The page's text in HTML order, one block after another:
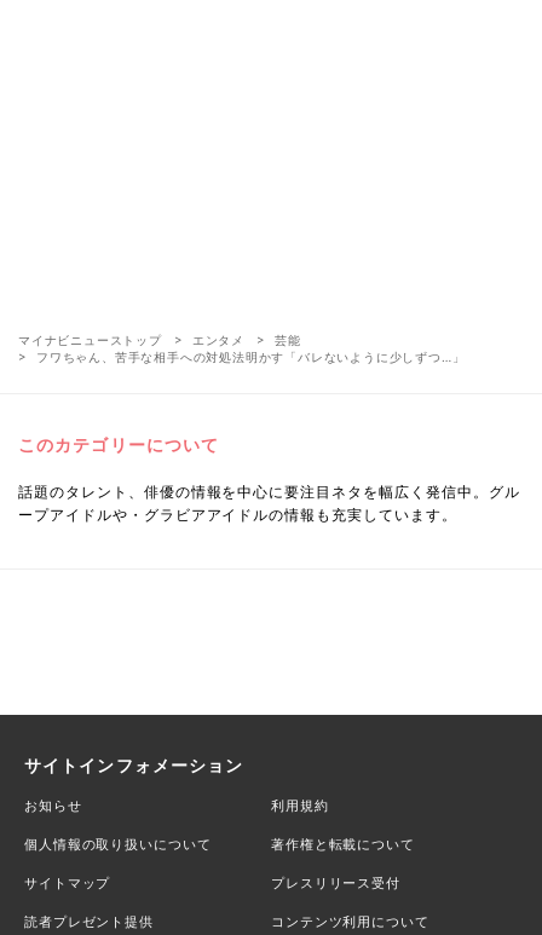
マイナビニューストップ エンタメ
芸能
フワちゃん、苦手な相手への対処法明かす「バレないように少しずつ…」
このカテゴリーについて
話題のタレント、俳優の情報を中心に要注目ネタを幅広く発信中。グル
ープアイドルや・グラビアアイドルの情報も充実しています。
サイトインフォメーション
お知らせ 利用規約
個人情報の取り扱いについて 著作権と転載について
サイトマップ プレスリリース受付
読者プレゼント提供 コンテンツ利用について